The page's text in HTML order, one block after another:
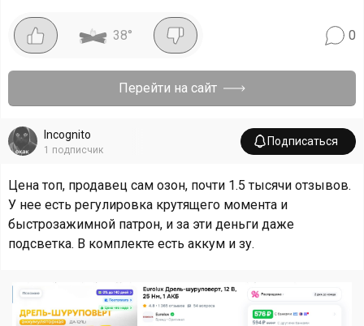
38° 0
Перейти на сайт
Incognito
1 подписчик
Подписаться
Цена топ, продавец сам озон, почти 1.5 тысячи отзывов.
У нее есть регулировка крутящего момента и
быстрозажимной патрон, и за эти деньги даже
подсветка. В комплекте есть аккум и зу.